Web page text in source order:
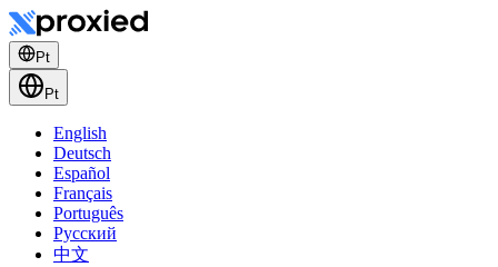
Pt
Pt
English
Deutsch
Español
Français
Português
Русский
中文